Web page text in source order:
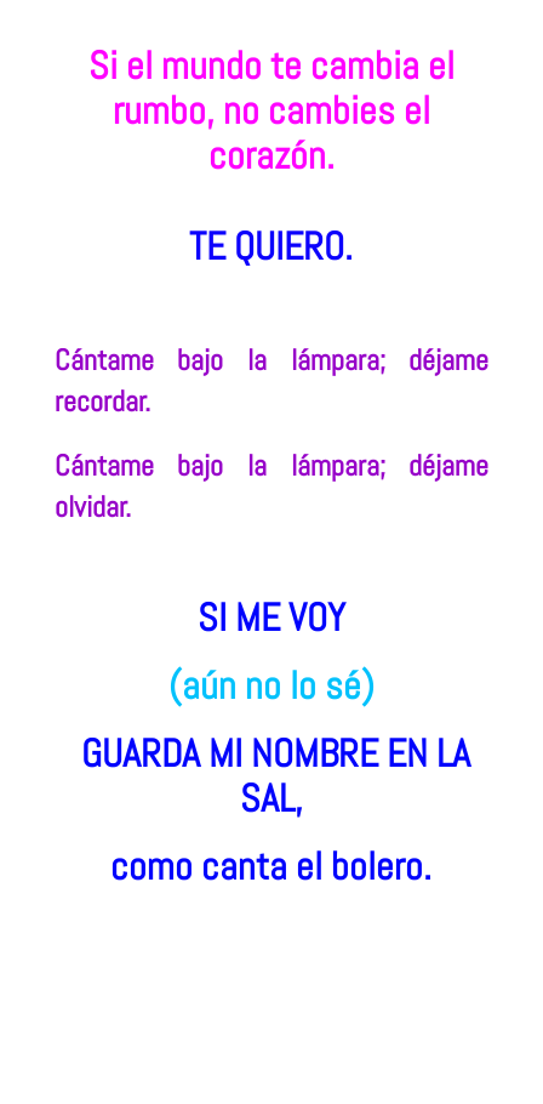
Si el mundo te cambia el
rumbo, no cambies el
corazón.
TE QUIERO.
Cántame bajo la lámpara; déjame
recordar.
Cántame bajo la lámpara; déjame
olvidar.
SI ME VOY
(aún no lo sé)
GUARDA MI NOMBRE EN LA
SAL,
como canta el bolero.